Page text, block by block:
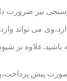
نیز ضرورت
می تواند
بر شیوه